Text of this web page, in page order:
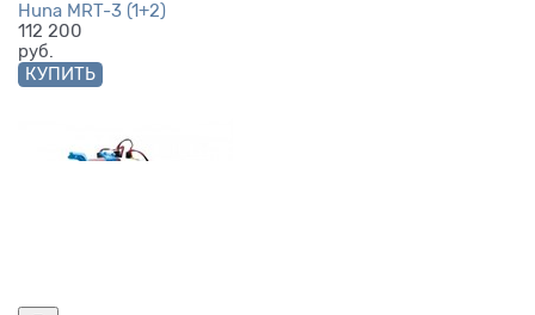
Huna MRT-3 (1+2)
112 200
руб.
КУПИТЬ